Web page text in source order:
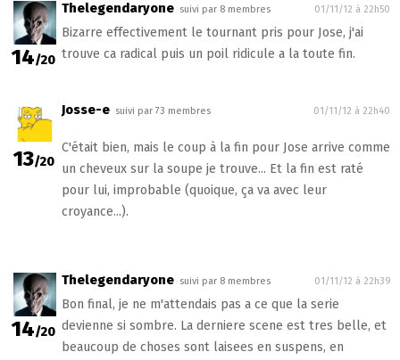
14/20
Thelegendaryone suivi par 8 membres 01/11/12 à 22h50
Bizarre effectivement le tournant pris pour Jose, j'ai
trouve ca radical puis un poil ridicule a la toute fin.
13/20
Josse-e suivi par 73 membres 01/11/12 à 22h40
C'était bien, mais le coup à la fin pour Jose arrive comme
un cheveux sur la soupe je trouve... Et la fin est raté
pour lui, improbable (quoique, ça va avec leur
croyance...).
14/20
Thelegendaryone suivi par 8 membres 01/11/12 à 22h39
Bon final, je ne m'attendais pas a ce que la serie
devienne si sombre. La derniere scene est tres belle, et
beaucoup de choses sont laisees en suspens, en